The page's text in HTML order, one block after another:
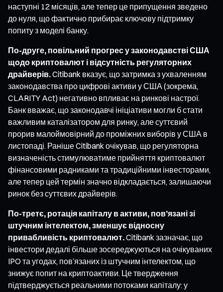
наступні 12 місяців, але тепер це припущення зведено
до нуля, що фактично прибирає ключову підтримку
попиту з моделі банку.
По-друге, повільний прогрес у законодавстві США
щодо криптовалют і відсутність регуляторних
драйверів.Citibank вказує, що затримка з ухваленням
законодавства про цифрові активи у США (зокрема,
CLARITY Act) негативно впливає на ринкові настрої.
Банк вважає, що законодавчі ініціативи могли б стати
важливим каталізатором для ринку, але суттєвий
прорив малоймовірний до проміжних виборів у США в
листопаді. Раніше Citibank очікував, що регуляторна
визначеність стимулюватиме прийняття криптовалют
фінансовими радниками та традиційними інвесторами,
але тепер цей термін значно відкладається, залишаючи
ринок без суттєвих драйверів.
По-третє, ротація капіталу в активи, пов’язані зі
штучним інтелектом, зменшує відносну
привабливість криптовалют.Citibank зазначає, що
інвестори дедалі більше зосереджуються на очікуваних
IPO та угодах, пов’язаних із штучним інтелектом, що
знижує попит на криптоактиви. Це твердження
підтверджується реальними потоками капіталу: у